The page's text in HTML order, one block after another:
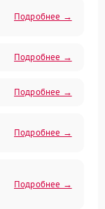
Подробнее →
Подробнее →
Подробнее →
Подробнее →
Подробнее →